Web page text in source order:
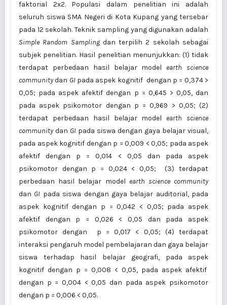
faktorial 2x2. Populasi dalam penelitian ini adalah
seluruh siswa SMA Negeri di Kota Kupang yang tersebar
pada 12 sekolah. Teknik sampling yang digunakan adalah
Simple Random Sampling dan terpilih 2 sekolah sebagai
subjek penelitian. Hasil penelitian menunjukkan: (1) tidak
terdapat perbedaan hasil belajar model earth science
communitydan GI pada aspek kognitif dengan p = 0,374 >
0,05; pada aspek afektif dengan p = 0,645 > 0,05, dan
pada aspek psikomotor dengan p = 0,969 > 0,05; (2)
terdapat perbedaan hasil belajar model earth science
communitydan GI pada siswa dengan gaya belajar visual,
pada aspek kognitif dengan p = 0,009 < 0,05; pada aspek
afektif dengan p = 0,014 < 0,05 dan pada aspek
psikomotor dengan p = 0,024 < 0,05; (3) terdapat
perbedaan hasil belajar model earth science community
dan GI pada siswa dengan gaya belajar auditorial, pada
aspek kognitif dengan p = 0,042 < 0,05; pada aspek
afektif dengan p = 0,026 < 0,05 dan pada aspek
psikomotor dengan p = 0,017 < 0,05; (4) terdapat
interaksi pengaruh model pembelajaran dan gaya belajar
siswa terhadap hasil belajar geografi, pada aspek
kognitif dengan p = 0,008 < 0,05, pada aspek afektif
dengan p = 0,004 < 0,05 dan pada aspek psikomotor
dengan p = 0,006 < 0,05.